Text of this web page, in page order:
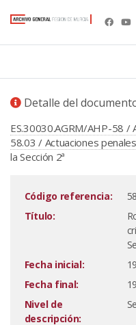
Detalle del
ES.30030.AGRM/AHP-58 /
58.03 / Actuaciones penales
la Sección 2ª
Código referencia:
Título:
Fecha inicial:
Fecha final:
Nivel de
descripción: